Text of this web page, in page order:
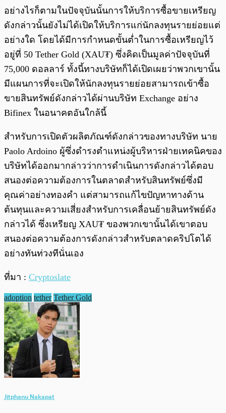
อย่างไรก็ตามในปัจจุบันนั้นการให้บริการซื้อขายเหรียญ
ดังกล่าวนั้นยังไม่ได้เปิดให้บริการแก่นักลงทุนรายย่อยแต่
อย่างใด โดยได้มีการกำหนดขั้นต่ำในการซื้อเหรียญไว้
อยู่ที่ 50 Tether Gold (XAU₮) ซึ่งคิดเป็นมูลค่าปัจจุบันที่
75,000 ดอลลาร์ ทั้งนี้ทางบริษัทก็ได้เปิดเผยว่าพวกเขานั้น
มีแผนการที่จะเปิดให้นักลงทุนรายย่อยสามารถเข้าซื้อ
ขายสินทรัพย์ดังกล่าวได้ผ่านบริษัท Exchange อย่าง
Bifinex ในอนาคตอันใกล้นี้
สำหรับการเปิดตัวผลิตภัณฑ์ดังกล่าวของทางบริษัท นาย
Paolo Ardoino ผู้ซึ่งดำรงตำแหน่งผู้บริหารฝ่ายเทคนิคของ
บริษัทได้ออกมากล่าวว่าการดำเนินการดังกล่าวได้ตอบ
สนองต่อความต้องการในตลาดสำหรับสินทรัพย์ซึ่งมี
คุณค่าอย่างทองคำ แต่สามารถแก้ไขปัญหาทางด้าน
ต้นทุนและความเสี่ยงสำหรับการเคลื่อนย้ายสินทรัพย์ดัง
กล่าวได้ ซึ่งเหรียญ XAU₮ ของพวกเขานั้นได้เขาตอบ
สนองต่อความต้องการดังกล่าวสำหรับตลาดคริปโตได้
อย่างทันท่วงทีนั่นเอง
ที่มา : Cryptoslate
adoption tether Tether Gold
Jitphanu Nakapat